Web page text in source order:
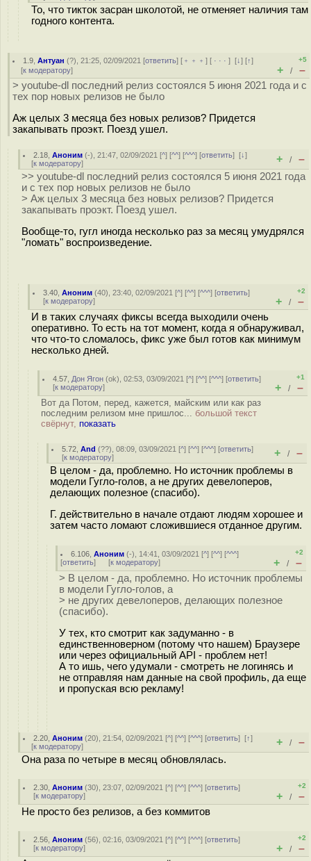
То, что тикток засран школотой, не отменяет наличия там
годного контента.
1.9 ,Антуан (?), 21:25, 02/09/2021 [ответить] [ ﹢﹢﹢] [ · · ·][↓] [↑]
[к модератору]
+5
+ / –
> youtube-dl последний релиз состоялся 5 июня 2021 года и с
тех пор новых релизов не было
Аж целых 3 месяца без новых релизов? Придется
закапывать проэкт. Поезд ушел.
2.18 ,Аноним (-), 21:47, 02/09/2021 [^] [^^] [^^^] [ответить][↓]
[к модератору] + / –
>> youtube-dl последний релиз состоялся 5 июня 2021 года
и с тех пор новых релизов не было
> Аж целых 3 месяца без новых релизов? Придется
закапывать проэкт. Поезд ушел.
Вообще-то, гугл иногда несколько раз за месяц умудрялся
"ломать" воспроизведение.
3.40 ,Аноним (40), 23:40, 02/09/2021 [^] [^^] [^^^] [ответить]
[к модератору]
+2
+ / –
И в таких случаях фиксы всегда выходили очень
оперативно. То есть на тот момент, когда я обнаруживал,
что что-то сломалось, фикс уже был готов как минимум
несколько дней.
4.57 Дон Ягон (ok), 02:53, 03/09/2021 [^] [^^] [^^^] [ответить]
[к модератору]
+1
+ / –
Вот да Потом, перед, кажется, майским или как раз
последним релизом мне пришлос... большой текст
свёрнут, показать
5.72 ,And (??), 08:09, 03/09/2021 [^] [^^] [^^^] [ответить]
[к модератору] + / –
В целом - да, проблемно. Но источник проблемы в
модели Гугло-голов, а не других девелоперов,
делающих полезное (спасибо).
Г. действительно в начале отдают людям хорошее и
затем часто ломают сложившиеся отданное другим.
6.106 ,Аноним (-), 14:41, 03/09/2021 [^] [^^] [^^^]
[ответить] [к модератору]
+2
+ / –
> В целом - да, проблемно. Но источник проблемы
в модели Гугло-голов, а
> не других девелоперов, делающих полезное
(спасибо).
У тех, кто смотрит как задуманно - в
единственноверном (потому что нашем) Браузере
или через официальный API - проблем нет!
А то ишь, чего удумали - смотреть не логинясь и
не отправляя нам данные на свой профиль, да еще
и пропуская всю рекламу!
2.20 ,Аноним (20), 21:54, 02/09/2021 [^] [^^] [^^^] [ответить][↑]
[к модератору] + / –
Она раза по четыре в месяц обновлялась.
2.30 ,Аноним (30), 23:07, 02/09/2021 [^] [^^] [^^^] [ответить]
[к модератору]
+2
+ / –
Не просто без релизов, а без коммитов
2.56 ,Аноним (56), 02:16, 03/09/2021 [^] [^^] [^^^] [ответить]
[к модератору]
+2
+ / –